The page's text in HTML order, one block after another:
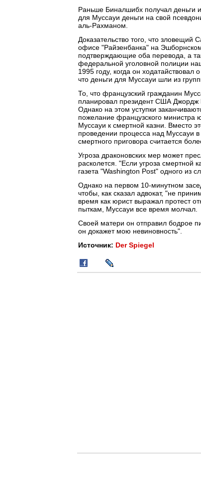
Раньше Биналшибх получал деньги
для Муссауи деньги на свой
аль-Рахманом.
Доказательство того, что
офисе "Райзенбанка" на
подтверждающие оба перевода, а
федеральной уголовной полиции
1995 году, когда он
что деньги для Муссауи шли из
То, что французский гражданин
планировал президент США Джордж
Однако на этом уступки
пожелание французского министра
Муссауи к смертной казни. Вместо
проведении процесса над Муссауи
смертного приговора считается
Угроза драконовских мер может
расколется. "Если угроза смертной
газета "Washington Post" одного из
Однако на первом 10-минутном
чтобы, как сказал адвокат, "не
время как юрист выражал протест
пыткам, Муссауи все время молчал.
Своей матери он отправил бодрое
он докажет мою невиновность".
Источник: Der Spiegel